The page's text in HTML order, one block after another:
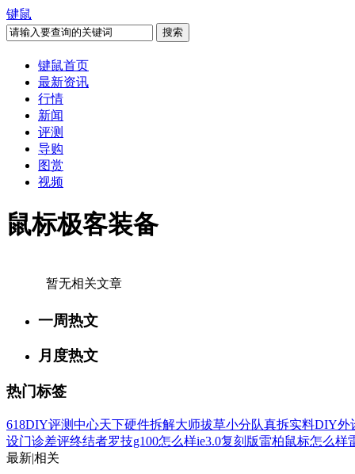
键鼠
键鼠首页
最新资讯
行情
新闻
评测
导购
图赏
视频
鼠标极客装备
暂无相关文章
一周热文
月度热文
热门标签
618DIY评测中心天下硬件拆解大师拔草小分队真拆实料DIY外
设门诊差评终结者罗技g100怎么样ie3.0复刻版雷柏鼠标怎么样
最新|相关